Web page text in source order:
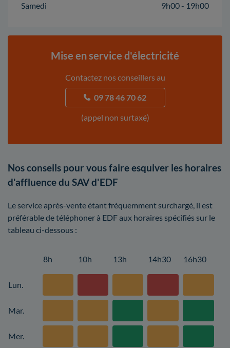
Samedi
9h00 - 19h00
Mise en service d'électricité
Contactez nos conseillers au
09 78 46 70 62
(appel non surtaxé)
Nos conseils pour vous faire esquiver les horaires
d'affluence du SAV d'EDF
Le service après-vente étant fréquemment surchargé, il est
préférable de téléphoner à EDF aux horaires spécifiés sur le
tableau ci-dessous :
8h 10h 13h 14h30 16h30
Lun.
Mar.
Mer.